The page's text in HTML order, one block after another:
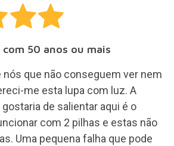
com 50 anos ou mais
nós que não conseguem ver nem
me esta lupa com luz. A
de salientar aqui é o
com 2 pilhas e estas não
Uma pequena falha que pode